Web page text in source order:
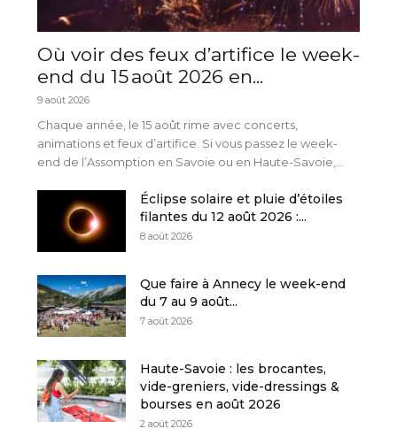
Où voir des feux d’artifice le week-
end du 15 août 2026 en...
9 août 2026
Chaque année, le 15 août rime avec concerts,
animations et feux d’artifice. Si vous passez le week-
end de l’Assomption en Savoie ou en Haute-Savoie,...
Éclipse solaire et pluie d’étoiles
filantes du 12 août 2026 :...
8 août 2026
Que faire à Annecy le week-end
du 7 au 9 août...
7 août 2026
Haute-Savoie : les brocantes,
vide-greniers, vide-dressings &
bourses en août 2026
2 août 2026